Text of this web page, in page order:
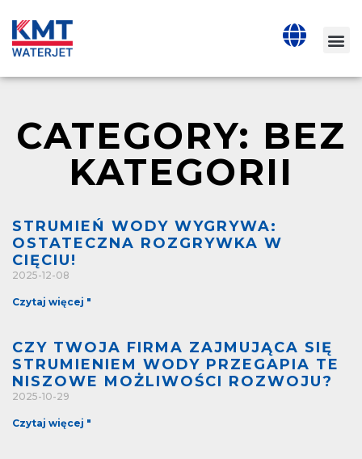
CATEGORY: BEZ
KATEGORII
STRUMIEŃ WODY WYGRYWA:
OSTATECZNA ROZGRYWKA W
CIĘCIU!
2025-12-08
Czytaj więcej "
CZY TWOJA FIRMA ZAJMUJĄCA SIĘ
STRUMIENIEM WODY PRZEGAPIA TE
NISZOWE MOŻLIWOŚCI ROZWOJU?
2025-10-29
Czytaj więcej "